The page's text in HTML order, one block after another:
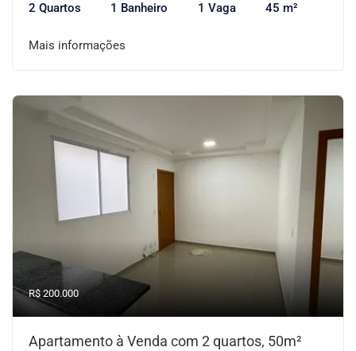
2 Quartos 1 Banheiro 1 Vaga 45 m²
Mais informações
R$ 200.000
Apartamento à Venda com 2 quartos, 50m²